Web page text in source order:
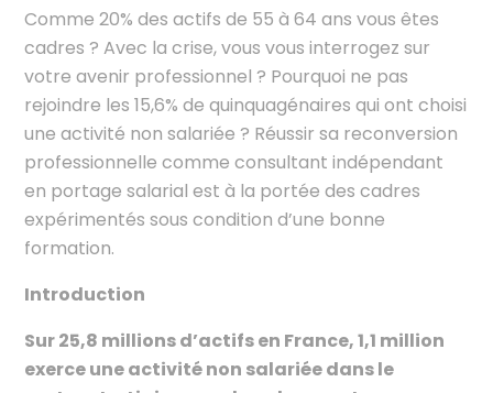
Comme 20% des actifs de 55 à 64 ans vous êtes
cadres ? Avec la crise, vous vous interrogez sur
votre avenir professionnel ? Pourquoi ne pas
rejoindre les 15,6% de quinquagénaires qui ont choisi
une activité non salariée ? Réussir sa reconversion
professionnelle comme consultant indépendant
en portage salarial est à la portée des cadres
expérimentés sous condition d’une bonne
formation.
Introduction
Sur 25,8 millions d’actifs en France, 1,1 million
exerce une activité non salariée dans le